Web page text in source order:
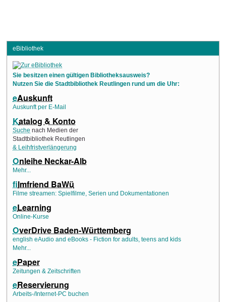
eBibliothek
Sie besitzen einen gültigen Bibliotheksausweis?
Nutzen Sie die Stadtbibliothek Reutlingen rund um die Uhr:
eAuskunft
Auskunft per E-Mail
Katalog & Konto
Suche nach Medien der
Stadtbibliothek Reutlingen
& Leihfristverlängerung
Onleihe Neckar-Alb
Mehr...
filmfriend BaWü
Filme streamen: Spielfilme, Serien und Dokumentationen
eLearning
Online-Kurse
OverDrive Baden-Württemberg
english eAudio and eBooks - Fiction for adults, teens and kids
Mehr...
ePaper
Zeitungen & Zeitschriften
eReservierung
Arbeits-/Internet-PC buchen